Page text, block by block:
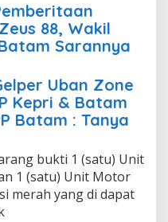
88, Wakil
Sarannya
Uban Zone
Kepri & Batam
Batam : Tanya
bukti 1 (satu) Unit
1 (satu) Unit Motor
merah yang di dapat